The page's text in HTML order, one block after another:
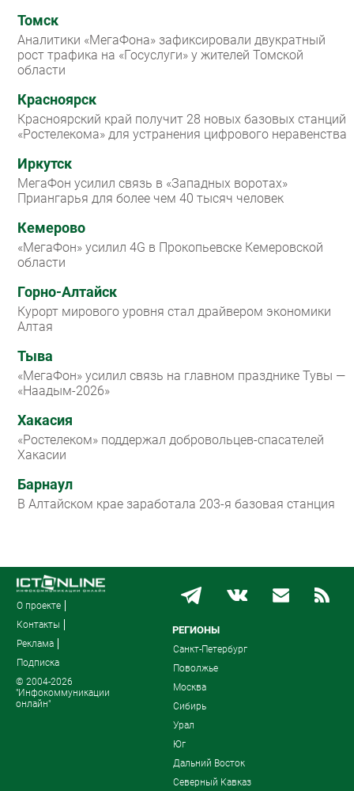
Томск
Аналитики «МегаФона» зафиксировали двукратный
рост трафика на «Госуслуги» у жителей Томской
области
Красноярск
Красноярский край получит 28 новых базовых станций
«Ростелекома» для устранения цифрового неравенства
Иркутск
МегаФон усилил связь в «Западных воротах»
Приангарья для более чем 40 тысяч человек
Кемерово
«МегаФон» усилил 4G в Прокопьевске Кемеровской
области
Горно-Алтайск
Курорт мирового уровня стал драйвером экономики
Алтая
Тыва
«МегаФон» усилил связь на главном празднике Тувы —
«Наадым-2026»
Хакасия
«Ростелеком» поддержал добровольцев-спасателей
Хакасии
Барнаул
В Алтайском крае заработала 203-я базовая станция
О проекте
Контакты
Реклама
Подписка
© 2004-2026
"Инфокоммуникации
онлайн"
РЕГИОНЫ
Санкт-Петербург
Поволжье
Москва
Сибирь
Урал
Юг
Дальний Восток
Северный Кавказ